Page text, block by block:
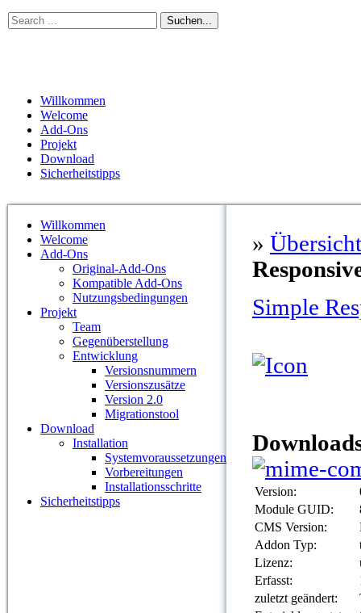
Willkommen
Welcome
Add-Ons
Projekt
Download
Sicherheitstipps
Willkommen
Welcome
Add-Ons
Original-Add-Ons
Kompatible Add-Ons
Nutzungsbedingungen
Projekt
Team
Gegenüberstellung
Entwicklung
Versionsnummern
Versionszusätze
Version 2.0
Migrationstool
Download
Installation
Systemvoraussetzungen
Vorbereitungen
Installationsschritte
Sicherheitstipps
» Übersicht
Simple
Version:
Module GUID:
CMS Version:
Addon Typ:
Lizenz:
Erfasst:
zuletzt geändert: